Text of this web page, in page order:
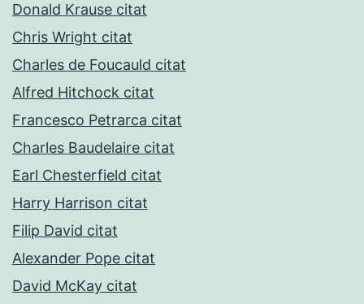
Donald Krause citat
Chris Wright citat
Charles de Foucauld citat
Alfred Hitchock citat
Francesco Petrarca citat
Charles Baudelaire citat
Earl Chesterfield citat
Harry Harrison citat
Filip David citat
Alexander Pope citat
David McKay citat